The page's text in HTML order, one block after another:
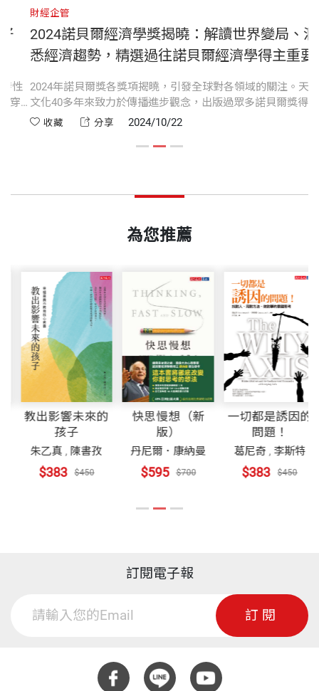
第四部 雜訊的發生
13 捷思法、偏誤與雜訊
14 配對
16 型態
17 雜訊的來源
20 鑑識科學的資訊排序
22 醫療診斷指引
23 績效評鑑量表的制定
24 人員招募結構化
25 中介評估法
第六部 雜訊的最適水準
26 減少雜訊的成本
28 規定或準則
附錄B 決策觀察者的檢核表
致謝
就。但在某些情況之下，偏誤會造成系統性的誤差。
如果人過於樂觀，就會出現偏誤。同樣的，若是太重
視短期，就會忽略長期（這就是「現時偏誤」）。
很多人會顯現樂觀偏誤和現時偏誤，雖然這樣的偏誤
可能是有用的（如果你很樂觀，也許會比較願意勇於
何減少偏誤帶來的有害影響，但我們的主題是雜訊。
醫師說，病人的心臟有問題，不過另一位醫師說，病
人只是壓力大，這時就有雜訊了。若是一位安檢人員
說，某個工作場所安全無虞，但另一位安檢人員卻說
那個工作場所很危險，顯然這就是雜訊。
從很多方面來看，雜訊是個未知的國度，一個尚未被
發現的世界。這是一個嚴重的問題，世人卻視若無
睹。雜訊會造成嚴重的不公平，在某些情況下，應該
被視為一種暴行，甚至是一種醜聞。而且在很多情況
地，都能利用很多方法來減少雜訊，從而降低成本，
並提高公平性，不管你住在哪裡，或是用何種語言閱
個標準，但《雜訊》四者皆具，有如打出全壘打一
般。準備面對這三位思想翹楚提供的閱讀震撼，讓他
們幫助你重新思索如何評估別人、做決定和解決問
──亞當．格蘭特（Adam Grant），《給予》（Givi
雜訊是對大眾看不到的龐大社會問題進行非常精采的
經濟學》（Freakonomics）共同作者
在《雜訊》中，三位作者以獨特、新穎的角度，切入
人類在各個領域的判斷問題：從《魔球》教練到中央
銀行總裁、軍事指揮官，乃至國家元首。《雜訊》是
一項偉大的成就，是心理學領域的里程碑。
──菲利普．泰特洛克（Philip E. Tetlock），《超級
預測》（Superforecasting）作者
學、社會心理學、認知科學皆具深遠的影響，被譽為
「行為經濟學之父」。
奧利維．席波尼 作者
學院（Saïd Business School）副研究員。此外，他
長期在麥肯錫公司（McKinsey＆Company）巴黎、
紐約辦事處擔任顧問與合夥人，也在歐洲許多機構任
職，以顧問或董事會成員的身份為商業領袖提供諮
詢。著有《不當決策》（You’re About to Make a Ter
rible Mistake!）。
席波尼的研究專注在藉由減少偏誤的影響來增進決策
品質。他也是許多學術及一般出版品的作者，與諾貝
爾經濟學獎得主康納曼合著新書《Noise
凱斯．桑思汀 作者
統的白宮資訊法規辦公室主任。著有《成本效益革
生》（How Change Happens）、《推出你的影響
力》（Nudge，與理查‧塞勒合著）等書。
開本 14.8 x 21cm
印刷規格 黑白
重量
財經企管
2024諾貝爾經濟學獎揭曉：解讀世界變局、洞
悉經濟趨勢，精選過往諾貝爾經濟學得主重要
觀點！
2024年諾貝爾獎各獎項揭曉，引發全球對各領域的關注。天下
文化40多年來致力於傳播進步觀念，出版過眾多諾貝爾獎得主
的重要著作，讓讀者能與國際接軌，一同來探索這些得獎人的
收藏 分享 2024/10/22
為您推薦
教出影響未來的
孩子
朱乙真, 陳書孜
$383 $450
快思慢想（新
版）
丹尼爾．康納曼
$595 $700
一切都是誘因的
問題！
葛尼奇, 李斯特
$383 $450
訂閱電子報
訂閱